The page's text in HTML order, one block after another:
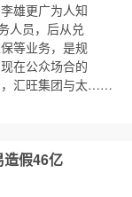
雄更广为人知
人员，后从兑
等业务，是规
在公众场合的
，汇旺集团与太……
造假46亿